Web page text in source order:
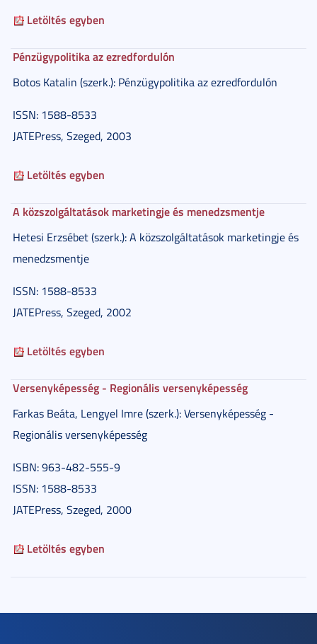
Letöltés egyben
Pénzügypolitika az ezredfordulón
Botos Katalin (szerk.): Pénzügypolitika az ezredfordulón
ISSN: 1588-8533
JATEPress, Szeged, 2003
Letöltés egyben
A közszolgáltatások marketingje és menedzsmentje
Hetesi Erzsébet (szerk.): A közszolgáltatások marketingje és
menedzsmentje
ISSN: 1588-8533
JATEPress, Szeged, 2002
Letöltés egyben
Versenyképesség - Regionális versenyképesség
Farkas Beáta, Lengyel Imre (szerk.): Versenyképesség -
Regionális versenyképesség
ISBN: 963-482-555-9
ISSN: 1588-8533
JATEPress, Szeged, 2000
Letöltés egyben